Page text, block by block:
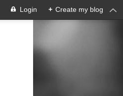
Login + Create my blog